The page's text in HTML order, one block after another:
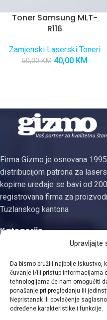
Upravljajte
Da bismo pružili najbolje iskustvo,
čuvanje i/ili pristup informacijama
tehnologijama će nam omogućiti
ponašanje pri pregledanju ili
Nepristanak ili povlačenje
određene karakteristike i funkcije.
Toner Samsung MLT-
R116
Zamjenski Laserski Toneri
50,00KM 40,00 KM
Firma Gizmo je osnovana
distribucijom patrona za
kopirne uređaje se bavi od
registrovana firma za
Tuzlanskog kantona
Kategorije
Kontakt informacije